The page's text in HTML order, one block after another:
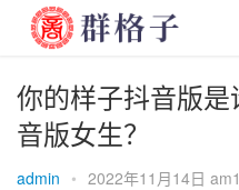
你的样子抖音版
音版女生？
admin • 2022年11月14日